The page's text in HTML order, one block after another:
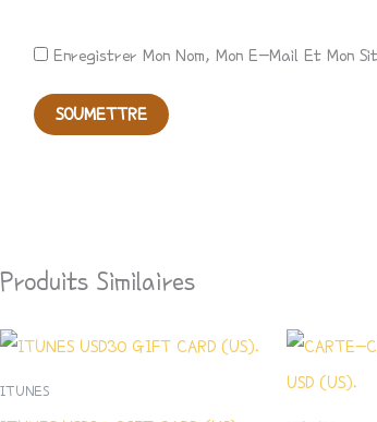
Enregistrer Mon Nom, Mon E-Mail Et Mon
Produits Similaires
ITUNES